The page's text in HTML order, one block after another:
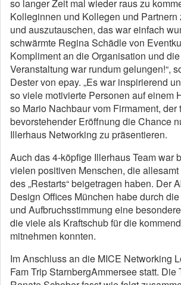
so langer Zeit mal wieder raus zu
Kolleginnen und Kollegen und Partnern
und auszutauschen, das war einfach
schwärmte Regina Schädle von
Kompliment an die Organisation und
Veranstaltung war rundum gelungen!“,
Dester von epay. „Es war inspirierend
so viele motivierte Personen auf einem
so Mario Nachbaur vom Firmament, der
bevorstehender Eröffnung die Chance
Illerhaus Networking zu präsentieren.
Auch das 4-köpfige Illerhaus Team war
vielen positiven Menschen, die
des „Restarts“ beigetragen haben. Der
Design Offices München habe durch
und Aufbruchsstimmung eine
die viele als Kraftschub für die
mitnehmen konnten.
Im Anschluss an die MICE Networking
Fam Trip StarnbergAmmersee statt. Die